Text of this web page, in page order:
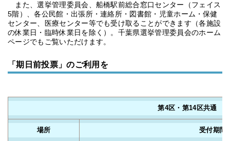
また、選挙管理委員会、船橋駅前総合窓口センター（フェイス
5階）、各公民館・出張所・連絡所・図書館・児童ホーム・保健
センター、医療センター等でも受け取ることができます（各施設
の休業日・臨時休業日を除く）。千葉県選挙管理委員会のホーム
ページでもご覧いただけます。
「期日前投票」のご利用を
第4区・第14区共通
場所 受付期間